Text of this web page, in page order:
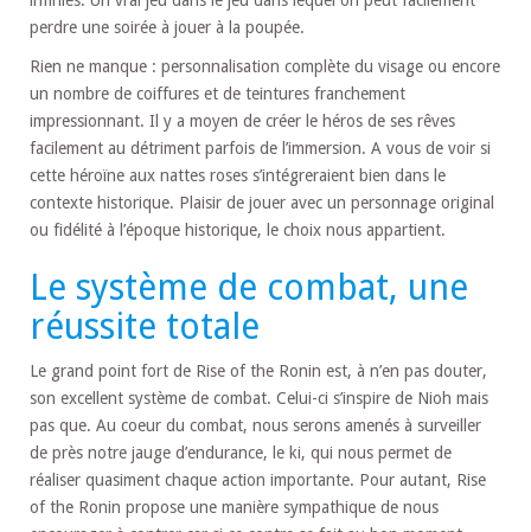
perdre une soirée à jouer à la poupée.
Rien ne manque : personnalisation complète du visage ou encore
un nombre de coiffures et de teintures franchement
impressionnant. Il y a moyen de créer le héros de ses rêves
facilement au détriment parfois de l’immersion. A vous de voir si
cette héroïne aux nattes roses s’intégreraient bien dans le
contexte historique. Plaisir de jouer avec un personnage original
ou fidélité à l’époque historique, le choix nous appartient.
Le système de combat, une
réussite totale
Le grand point fort de Rise of the Ronin est, à n’en pas douter,
son excellent système de combat. Celui-ci s’inspire de Nioh mais
pas que. Au coeur du combat, nous serons amenés à surveiller
de près notre jauge d’endurance, le ki, qui nous permet de
réaliser quasiment chaque action importante. Pour autant, Rise
of the Ronin propose une manière sympathique de nous